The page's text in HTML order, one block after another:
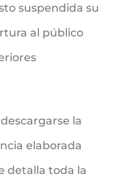
suspendida su
al público
la
elaborada
detalla toda la